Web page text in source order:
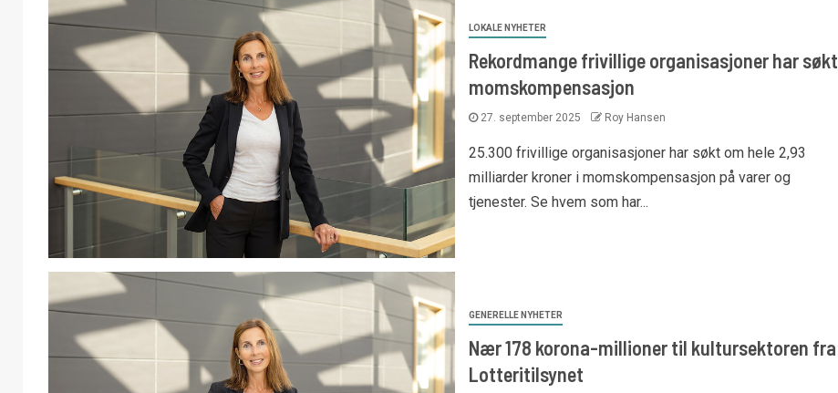
LOKALE NYHETER
Rekordmange frivillige organisasjoner har søkt
momskompensasjon
27. september 2025 Roy Hansen
25.300 frivillige organisasjoner har søkt om hele 2,93
milliarder kroner i momskompensasjon på varer og
tjenester. Se hvem som har...
GENERELLE NYHETER
Nær 178 korona-millioner til kultursektoren fra
Lotteritilsynet